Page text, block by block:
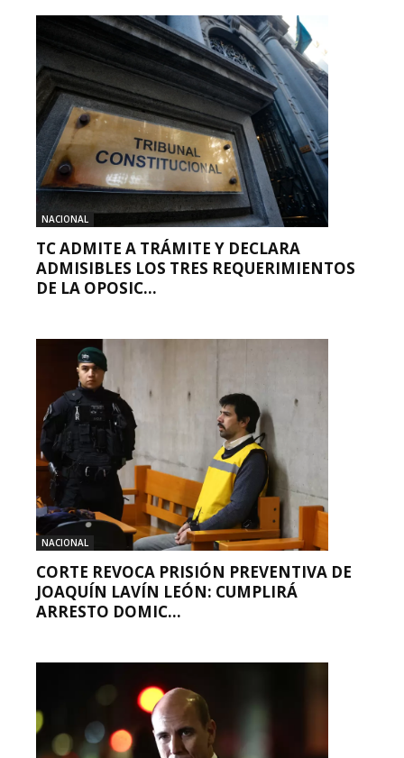
NACIONAL
TC ADMITE A TRÁMITE Y DECLARA
ADMISIBLES LOS TRES REQUERIMIENTOS
DE LA OPOSIC...
NACIONAL
CORTE REVOCA PRISIÓN PREVENTIVA DE
JOAQUÍN LAVÍN LEÓN: CUMPLIRÁ
ARRESTO DOMIC...